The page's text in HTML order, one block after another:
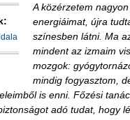
A közérzetem
energiáimat, újra
színesben látni. Ma
mindent az izmaim
mozgok:
mindig fogyasztom,
is enni. Főzési
adó tudat, hogy